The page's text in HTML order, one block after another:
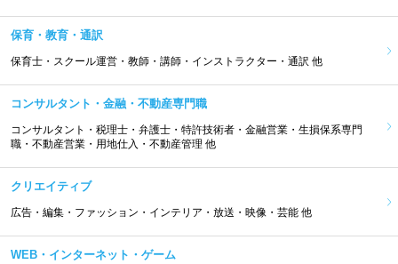
保育・教育・通訳
保育士・スクール運営・教師・講師・インストラクター・通訳 他
コンサルタント・金融・不動産専門職
コンサルタント・税理士・弁護士・特許技術者・金融営業・生損保系専門
職・不動産営業・用地仕入・不動産管理 他
クリエイティブ
広告・編集・ファッション・インテリア・放送・映像・芸能 他
WEB・インターネット・ゲーム